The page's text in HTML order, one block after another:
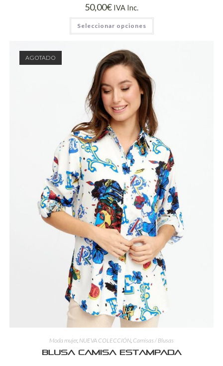
50,00€ IVA Inc.
Seleccionar opciones
AGOTADO
Moda mujer, NUEVA COLECCIÓN Camisas / Blusas
Blusa Camisa Estampada